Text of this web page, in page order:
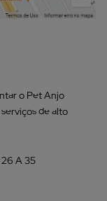
o Pet Anjo
de alto
26 A 35